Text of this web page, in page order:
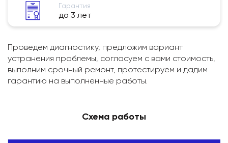
Гарантия
до 3 лет
Проведем диагностику, предложим вариант
устранения проблемы, согласуем с вами стоимость,
выполним срочный ремонт, протестируем и дадим
гарантию на выполненные работы.
Схема работы